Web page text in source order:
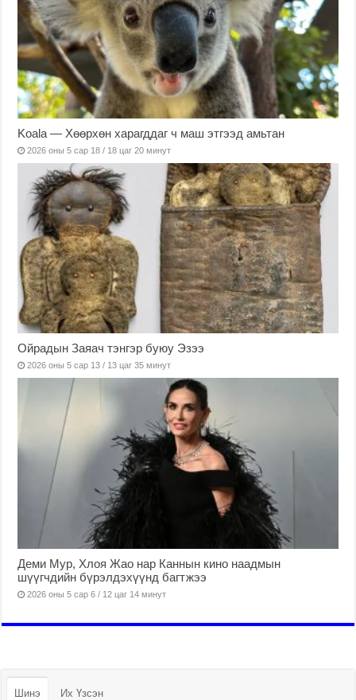
Koala — Хөөрхөн харагддаг ч маш этгээд амьтан
2026 оны 5 сар 18 / 18 цаг 20 минут
Ойрадын Заяач тэнгэр буюу Эзээ
2026 оны 5 сар 13 / 13 цаг 35 минут
Деми Мур, Хлоя Жао нар Каннын кино наадмын
шүүгчдийн бүрэлдэхүүнд багтжээ
2026 оны 5 сар 6 / 12 цаг 14 минут
Шинэ Их Үзсэн